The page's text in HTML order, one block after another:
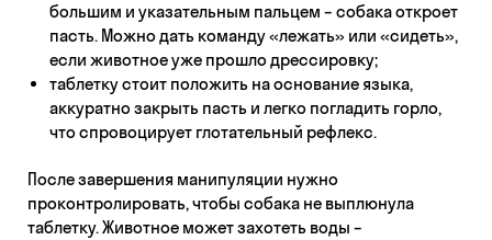
большим и указательным пальцем – собака откроет
пасть. Можно дать команду «лежать» или «сидеть»,
если животное уже прошло дрессировку;
таблетку стоит положить на основание языка,
аккуратно закрыть пасть и легко погладить горло,
что спровоцирует глотательный рефлекс.
После завершения манипуляции нужно
проконтролировать, чтобы собака не выплюнула
таблетку. Животное может захотеть воды –